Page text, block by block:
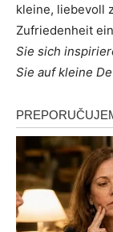
kleine, liebevoll
Zufriedenheit
Sie sich
Sie auf kleine